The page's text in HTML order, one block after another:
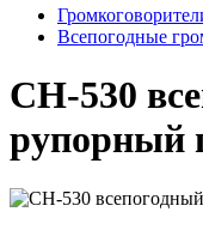
Всепогодные
CH-530
рупорный